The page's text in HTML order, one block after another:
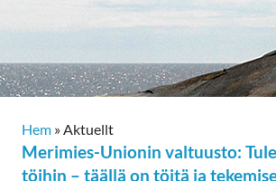
Hem »Aktuellt
Merimies-Unionin valtuusto:
töihin – täällä on töitä ja